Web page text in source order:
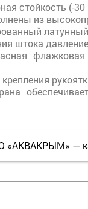
стойкость (-
из
штока
«АКВАКРЫМ» —